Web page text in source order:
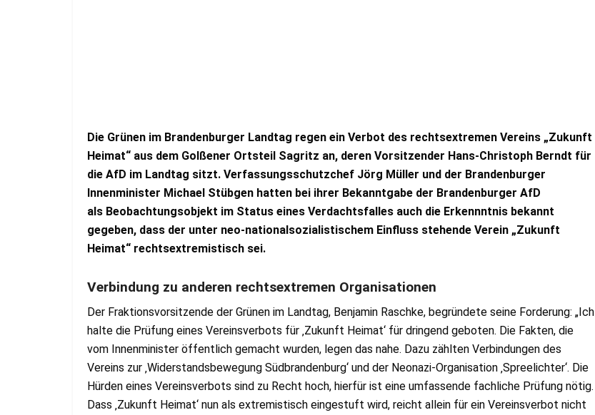
Die Grünen im Brandenburger Landtag regen ein Verbot des rechtsextremen Vereins „Zukunft
Heimat“ aus dem Golßener Ortsteil Sagritz an, deren Vorsitzender Hans-Christoph Berndt für
die AfD im Landtag sitzt. Verfassungsschutzchef Jörg Müller und der Brandenburger
Innenminister Michael Stübgen hatten bei ihrer Bekanntgabe der Brandenburger AfD
als Beobachtungsobjekt im Status eines Verdachtsfalles auch die Erkennntnis bekannt
gegeben, dass der unter neo-nationalsozialistischem Einfluss stehende Verein „Zukunft
Heimat“ rechtsextremistisch sei.
Verbindung zu anderen rechtsextremen Organisationen
Der Fraktionsvorsitzende der Grünen im Landtag, Benjamin Raschke, begründete seine Forderung: „Ich
halte die Prüfung eines Vereinsverbots für ‚Zukunft Heimat‘ für dringend geboten. Die Fakten, die
vom Innenminister öffentlich gemacht wurden, legen das nahe. Dazu zählten Verbindungen des
Vereins zur ‚Widerstandsbewegung Südbrandenburg‘ und der Neonazi-Organisation ‚Spreelichter‘. Die
Hürden eines Vereinsverbots sind zu Recht hoch, hierfür ist eine umfassende fachliche Prüfung nötig.
Dass ‚Zukunft Heimat‘ nun als extremistisch eingestuft wird, reicht allein für ein Vereinsverbot nicht